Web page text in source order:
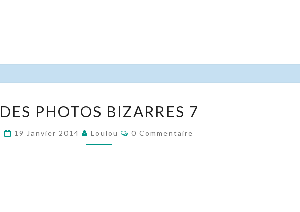
PHOTOS
BIZARRES
7
DES PHOTOS BIZARRES 7
19 Janvier 2014 Loulou Commentaires
0 Commentaire